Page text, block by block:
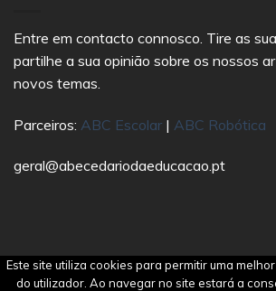
Entre em contacto connosco. Tire as
partilhe a sua opinião sobre os nossos
novos temas.
Parceiros: ABC Escolar | ABC Robótica
geral@abecedariodaeducacao.pt
Copyright 2021 Abecedário da
Este site utiliza cookies para permitir uma
do utilizador. Ao navegar no site estará a